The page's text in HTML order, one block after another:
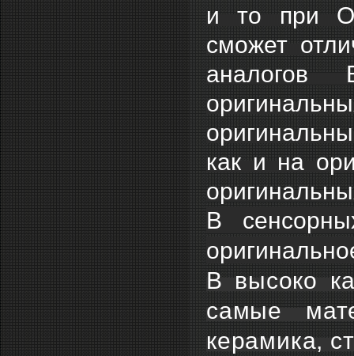
и то при
сможет
аналогов
как и на
В
В высоко
самые
керамика,